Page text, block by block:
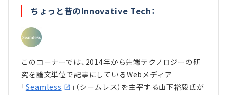
ちょっと昔のInnovative Tech：
このコーナーでは、2014年から先端テクノロジーの研
究を論文単位で記事にしているWebメディア
「Seamless
」（シームレス）を主宰する山下裕毅氏が